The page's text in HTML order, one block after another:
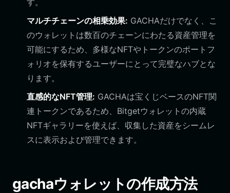
す。
マルチチェーンの相乗効果: GACHAだけでなく、こ
のウォレットは数百のチェーンにわたる資産管理を
可能にするため、多様なNFTやトークンのポートフ
ォリオを保有するユーザーにとって完璧なハブとな
ります。
直感的なNFT管理: GACHAは宝くじベースのNFT関
連トークンであるため、Bitgetウォレットの内蔵
NFTギャラリーを使えば、収集した資産をシームレ
スに表示および管理できます。
gachaウォレットの作成方法